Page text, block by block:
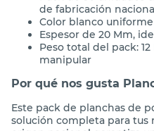
de fabricación
Color blanco
Espesor de 20 Mm,
Peso total del pack:
manipular
Por qué nos gusta
Este pack de planchas de
solución completa para tus